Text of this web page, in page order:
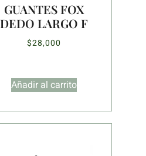
GUANTES FOX
DEDO LARGO F
$28,000
Añadir al carrito